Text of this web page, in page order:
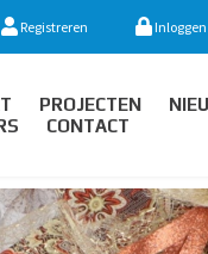
Registreren Inloggen
PROJECTEN
CONTACT